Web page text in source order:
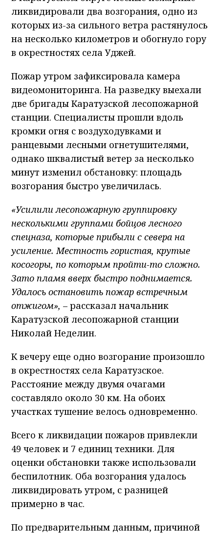
ликвидировали два возгорания, одно из
которых из-за сильного ветра растянулось
на несколько километров и обогнуло гору
в окрестностях села Уджей.
Пожар утром зафиксировала камера
видеомониторинга. На разведку выехали
две бригады Каратузской лесопожарной
станции. Специалисты прошли вдоль
кромки огня с воздуходувками и
ранцевыми лесными огнетушителями,
однако шквалистый ветер за несколько
минут изменил обстановку: площадь
возгорания быстро увеличилась.
«Усилили лесопожарную группировку
несколькими группами бойцов лесного
спецназа, которые прибыли с севера на
усиление. Местность гористая, крутые
косогоры, по которым пройти-то сложно.
Зато пламя вверх быстро поднимается.
Удалось остановить пожар встречным
отжигом», – рассказал начальник
Каратузской лесопожарной станции
Николай Неделин.
К вечеру еще одно возгорание произошло
в окрестностях села Каратузское.
Расстояние между двумя очагами
составляло около 30 км. На обоих
участках тушение велось одновременно.
Всего к ликвидации пожаров привлекли
49 человек и 7 единиц техники. Для
оценки обстановки также использовали
беспилотник. Оба возгорания удалось
ликвидировать утром, с разницей
примерно в час.
По предварительным данным, причиной